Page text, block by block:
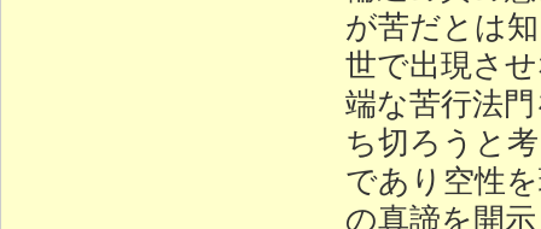
が苦だとは
世で出現さ
端な苦行法
ち切ろうと
であり空性
の真諦を開